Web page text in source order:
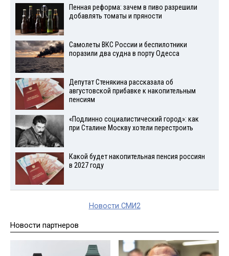
Пенная реформа: зачем в пиво разрешили
добавлять томаты и пряности
Самолеты ВКС России и беспилотники
поразили два судна в порту Одесса
Депутат Стенякина рассказала об
августовской прибавке к накопительным
пенсиям
«Подлинно социалистический город»: как
при Сталине Москву хотели перестроить
Какой будет накопительная пенсия россиян
в 2027 году
Новости СМИ2
Новости партнеров